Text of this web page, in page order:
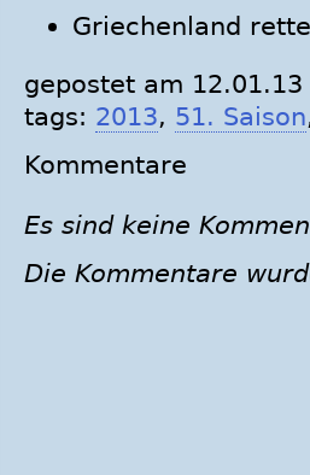
Griechenland
gepostet am
tags: 2013, 51. Saison
Kommentare
Es sind keine
Die Kommentare